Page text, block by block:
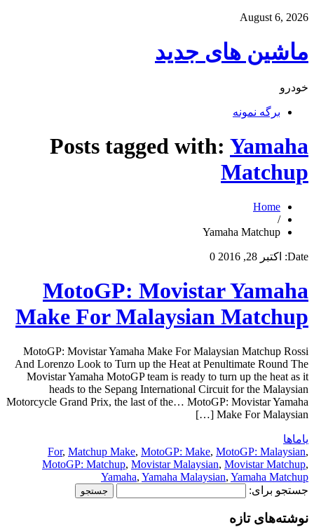
August 6, 2026
ماشین های جدید
خودرو
برگه نمونه
Posts tagged with: Yamaha
Matchup
Home
/
Yamaha Matchup
Date: اکتبر 28, 2016 0
MotoGP: Movistar Yamaha
Make For Malaysian Matchup
MotoGP: Movistar Yamaha Make For Malaysian Matchup Rossi
And Lorenzo Look to Turn up the Heat at Penultimate Round The
Movistar Yamaha MotoGP team is ready to turn up the heat as it
heads to the Sepang International Circuit for the Malaysian
Motorcycle Grand Prix, the last of the… MotoGP: Movistar Yamaha
Make For Malaysian […]
یاماها
For, Matchup Make, MotoGP: Make, MotoGP: Malaysian,
MotoGP: Matchup, Movistar Malaysian, Movistar Matchup,
Yamaha, Yamaha Malaysian, Yamaha Matchup
جستجو برای:
نوشته‌های تازه